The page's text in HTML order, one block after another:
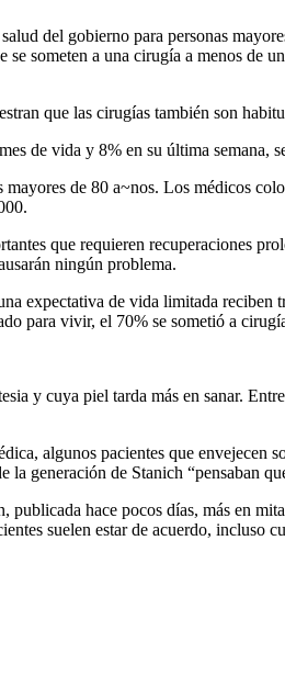
del gobierno para personas
someten a una cirugía a menos de
que las cirugías también son
de vida y 8% en su última semana,
de 80 a~nos. Los médicos
que requieren recuperaciones
ningún problema.
expectativa de vida limitada reciben
para vivir, el 70% se sometió a
y cuya piel tarda más en sanar.
algunos pacientes que envejecen
generación de Stanich “pensaban
hace pocos días, más en
suelen estar de acuerdo, incluso